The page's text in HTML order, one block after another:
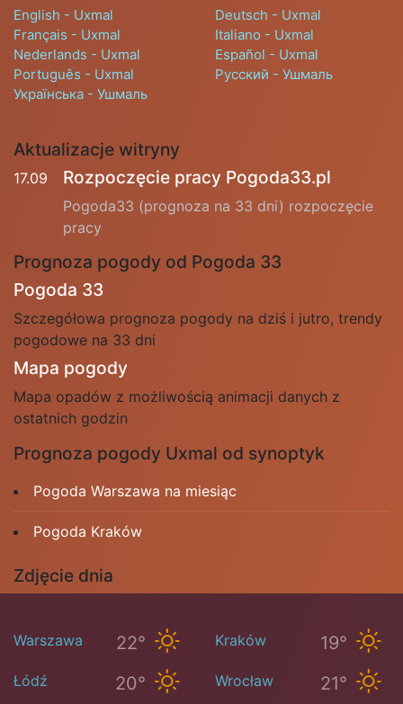
English - Uxmal
Deutsch - Uxmal
Français - Uxmal
Italiano - Uxmal
Nederlands - Uxmal
Español - Uxmal
Português - Uxmal
Русский - Ушмаль
Українська - Ушмаль
Aktualizacje witryny
17.09 Rozpoczęcie pracy Pogoda33.pl
Pogoda33 (prognoza na 33 dni) rozpoczęcie
pracy
Prognoza pogody od Pogoda 33
Pogoda 33
Szczegółowa prognoza pogody na dziś i jutro, trendy
pogodowe na 33 dni
Mapa pogody
Mapa opadów z możliwością animacji danych z
ostatnich godzin
Prognoza pogody Uxmal od synoptyk
Pogoda Warszawa na miesiąc
Pogoda Kraków
Zdjęcie dnia
Warszawa 22° Kraków 19°
Łódź 20° Wrocław 21°